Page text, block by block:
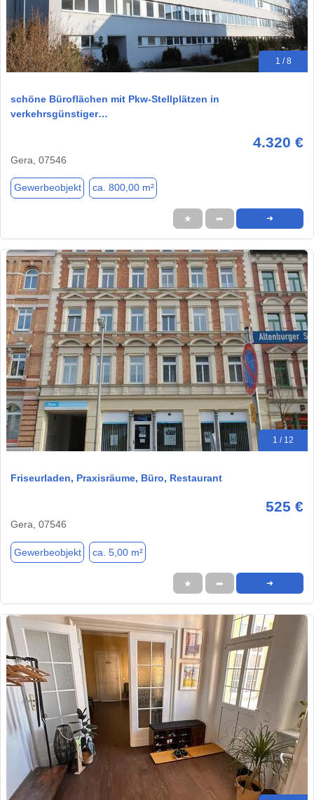
1 / 8
schöne Büroflächen mit Pkw-Stellplätzen in
verkehrsgünstiger…
4.320 €
Gera, 07546
Gewerbeobjekt ca. 800,00 m²
★ ➦ ➜
1 / 12
Friseurladen, Praxisräume, Büro, Restaurant
525 €
Gera, 07546
Gewerbeobjekt ca. 5,00 m²
★ ➦ ➜